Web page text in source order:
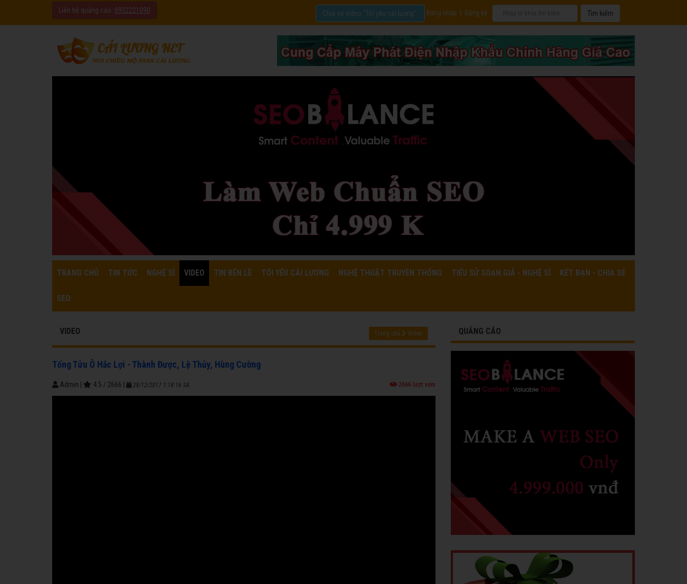
Liên hệ quảng cáo: 0932221090 Đăng nhập Đăng ký
Chia sẻ video "Tôi yêu cải lương".
TRANG CHỦ TIN TỨC NGHỆ SĨ VIDEO TIN BÊN LỀ TÔI YÊU CẢI LƯƠNG NGHỆ THUẬT TRUYỀN THỐNG TIỂU SỬ SOẠN GIẢ - NGHỆ SĨ KẾT BẠN - CHIA SẺ
SEO
VIDEO Trang chủ Video
Tống Tửu Ô Hắc Lợi - Thành Được, Lệ Thủy, Hùng Cường
Admin 4.5 / 2666 28/12/2017 1:18:16 SA 2666 lượt xem
QUẢNG CÁO